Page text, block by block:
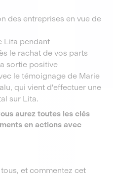
des entreprises en vue de
Lita pendant
le rachat de vos parts
sortie positive
le témoignage de Marie
qui vient d'effectuer une
sur Lita.
aurez toutes les clés
en actions avec
et commentez cet